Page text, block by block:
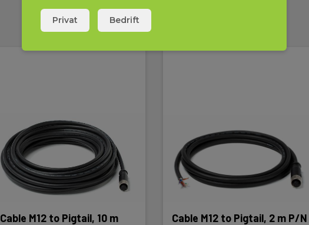
Cable M12 to Pigtail, 10 m
Cable M12 to Pigtail, 2 m P/N
Privat Bedrift